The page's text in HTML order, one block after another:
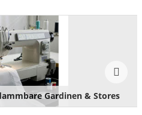
Gardinen & Stores
an. Gerne unterbreiten wir Ihnen